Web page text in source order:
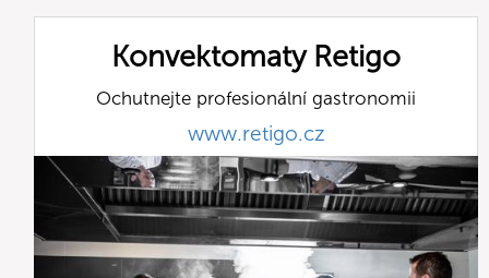
Konvektomaty Retigo
Ochutnejte profesionální gastronomii
www.retigo.cz